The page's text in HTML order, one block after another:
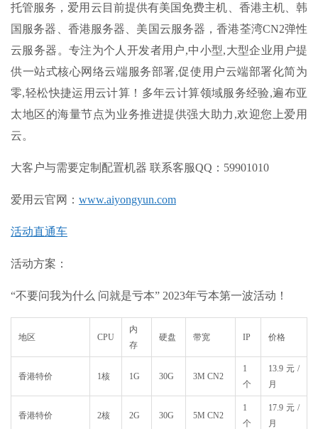
托管服务，爱用云目前提供有美国免费主机、香港主机、韩
国服务器、香港服务器、美国云服务器，香港荃湾CN2弹性
云服务器。专注为个人开发者用户,中小型,大型企业用户提
供一站式核心网络云端服务部署,促使用户云端部署化简为
零,轻松快捷运用云计算！多年云计算领域服务经验,遍布亚
太地区的海量节点为业务推进提供强大助力,欢迎您上爱用
云。
大客户与需要定制配置机器 联系客服QQ：59901010
爱用云官网 ： www.aiyongyun.com
活动直通车
活动方案：
“不要问我为什么 问就是亏本” 2023年亏本第一波活动！
地区 CPU
内
存
硬盘 带宽 IP 价格
香港特价 1核 1G 30G 3M CN2
1
个
13.9元/
月
香港特价 2核 2G 30G 5M CN2
1
个
17.9元/
月